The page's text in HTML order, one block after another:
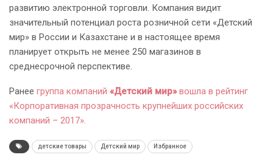
развитию электронной торговли. Компания видит
значительный потенциал роста розничной сети «Детский
мир» в России и Казахстане и в настоящее время
планирует открыть не менее 250 магазинов в
среднесрочной перспективе.
Ранее группа компаний «Детский мир»вошла в рейтинг
«Корпоративная прозрачность крупнейших российских
компаний – 2017».
детские товары Детский мир Избранное